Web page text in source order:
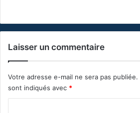
Laisser un commentaire
Votre adresse e-mail ne sera pas publiée.
sont indiqués avec *